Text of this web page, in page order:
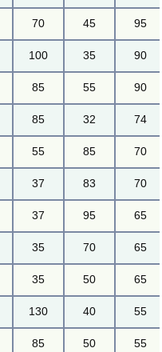
70 45 95
100 35 90
85 55 90
85 32 74
55 85 70
37 83 70
37 95 65
35 70 65
35 50 65
130 40 55
85 50 55